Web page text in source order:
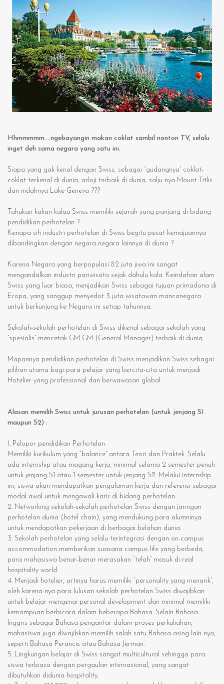
Hhmmmmm….ngebayangin makan coklat sambil nonton TV, selalu
inget deh sama negara yang satu ini.
Siapa yang gak kenal dengan Swiss, sebagai “gudangnya” coklat-
coklat terkenal di dunia, arloji terbaik di dunia, salju-nya Mount Titlis
dan indahnya Lake Geneva ???
Tahukan kalian kalau Swiss memiliki sejarah yang panjang di bidang
pendidikan perhotelan ?
Kenapa sih industri perhotelan di Swiss begitu pesat kemajuannya
dibandingkan dengan negara-negara lainnya di dunia ?
Karena Negara yang berpopulasi 8.2 juta jiwa ini sangat
mengandalkan industri pariwisata sejak dahulu kala. Keindahan alam
Swiss yang luar biasa, menjadikan Swiss sebagai tujuan primadona di
Eropa, yang sanggup menyedot 3 juta wisatawan mancanegara
untuk berkunjung ke Negara ini setiap tahunnya.
Sekolah-sekolah perhotelan di Swiss dikenal sebagai sekolah yang
“spesialis” mencetak GM-GM (General Manager) terbaik di dunia.
Mapannya pendidikan perhotelan di Swiss menjadikan Swiss sebagai
pilihan utama bagi para pelajar yang bercita-cita untuk menjadi
Hotelier yang professional dan berwawasan global.
Alasan memilih Swiss untuk jurusan perhotelan (untuk jenjang S1
maupun S2) :
1. Pelopor pendidikan Perhotelan
Memiliki kurikulum yang “balance” antara Teori dan Praktek. Selalu
ada internship atau magang kerja, minimal selama 2 semester penuh
untuk jenjang S1 atau 1 semester untuk jenjang S2. Melalui internship
ini, siswa akan mendapatkan pengalaman kerja dan referensi sebagai
modal awal untuk mengawali karir di bidang perhotelan.
2. Networking sekolah-sekolah perhotelan Swiss dengan jaringan
perhotelan dunia (hotel chain), yang mendukung para alumninya
untuk mendapatkan pekerjaan di berbagai belahan dunia.
3. Sekolah perhotelan yang selalu terintegrasi dengan on-campus
accommodation memberikan suasana campus life yang berbeda,
para mahasiswa benar-benar merasakan “telah” masuk di real
hospitality world.
4. Menjadi hotelier, artinya harus memiliki “personality yang menarik”,
oleh karena-nya para lulusan sekolah perhotelan Swiss diwajibkan
untuk belajar mengenai personal development dan minimal memiliki
kemampuan berbicara dalam beberapa Bahasa. Selain Bahasa
Inggris sebagai Bahasa pengantar dalam proses perkuliahan,
mahasiswa juga diwajibkan memilih salah satu Bahasa asing lain-nya,
seperti Bahasa Perancis atau Bahasa Jerman.
5. Lingkungan belajar di Swiss sangat multicultural sehingga para
siswa terbiasa dengan pergaulan internasional, yang sangat
dibutuhkan didunia hospitality.